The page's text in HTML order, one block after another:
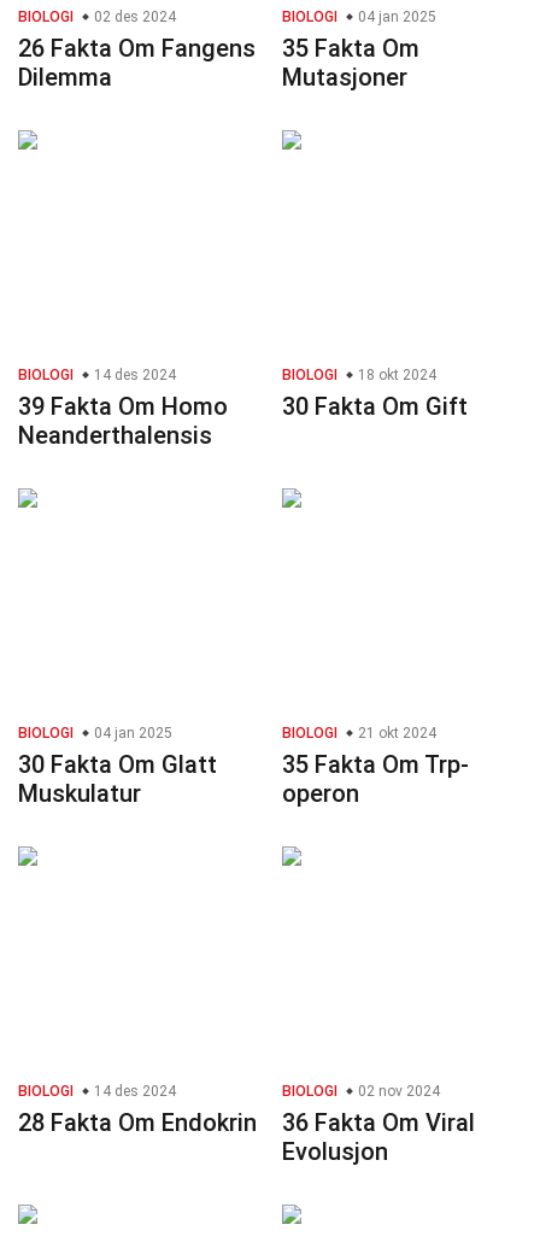
BIOLOGI 02 des 2024
26 Fakta Om Fangens
Dilemma
BIOLOGI 04 jan 2025
35 Fakta Om
Mutasjoner
BIOLOGI 14 des 2024
39 Fakta Om Homo
Neanderthalensis
BIOLOGI 18 okt 2024
30 Fakta Om Gift
BIOLOGI 04 jan 2025
30 Fakta Om Glatt
Muskulatur
BIOLOGI 21 okt 2024
35 Fakta Om Trp-
operon
BIOLOGI 14 des 2024
28 Fakta Om Endokrin
BIOLOGI 02 nov 2024
36 Fakta Om Viral
Evolusjon